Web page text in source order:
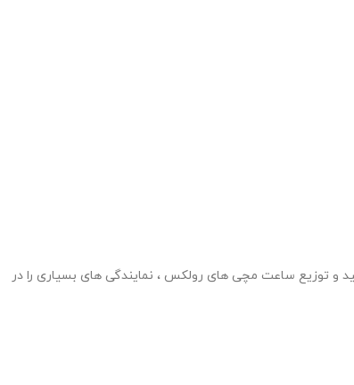
، بنیان گذار کمپانی رولکس سال 1908 در لندن شد ، این شرکت بدلیل تولید و توزیع ساعت مچی های رولکس ، نمایندگی های بسیاری را در